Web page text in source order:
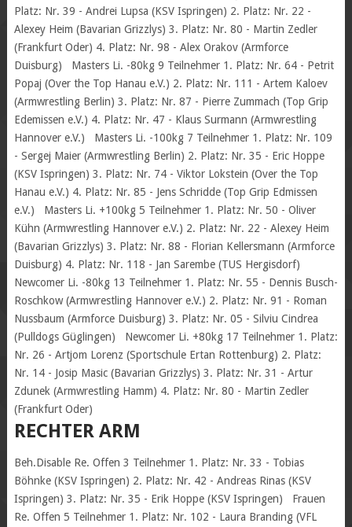
Platz: Nr. 39 - Andrei Lupsa (KSV Ispringen) 2. Platz: Nr. 22 -
Alexey Heim (Bavarian Grizzlys) 3. Platz: Nr. 80 - Martin Zedler
(Frankfurt Oder) 4. Platz: Nr. 98 - Alex Orakov (Armforce
Duisburg) Masters Li. -80kg 9 Teilnehmer 1. Platz: Nr. 64 - Petrit
Popaj (Over the Top Hanau e.V.) 2. Platz: Nr. 111 - Artem Kaloev
(Armwrestling Berlin) 3. Platz: Nr. 87 - Pierre Zummach (Top Grip
Edemissen e.V.) 4. Platz: Nr. 47 - Klaus Surmann (Armwrestling
Hannover e.V.) Masters Li. -100kg 7 Teilnehmer 1. Platz: Nr. 109
- Sergej Maier (Armwrestling Berlin) 2. Platz: Nr. 35 - Eric Hoppe
(KSV Ispringen) 3. Platz: Nr. 74 - Viktor Lokstein (Over the Top
Hanau e.V.) 4. Platz: Nr. 85 - Jens Schridde (Top Grip Edmissen
e.V.) Masters Li. +100kg 5 Teilnehmer 1. Platz: Nr. 50 - Oliver
Kühn (Armwrestling Hannover e.V.) 2. Platz: Nr. 22 - Alexey Heim
(Bavarian Grizzlys) 3. Platz: Nr. 88 - Florian Kellersmann (Armforce
Duisburg) 4. Platz: Nr. 118 - Jan Sarembe (TUS Hergisdorf)
Newcomer Li. -80kg 13 Teilnehmer 1. Platz: Nr. 55 - Dennis Busch-
Roschkow (Armwrestling Hannover e.V.) 2. Platz: Nr. 91 - Roman
Nussbaum (Armforce Duisburg) 3. Platz: Nr. 05 - Silviu Cindrea
(Pulldogs Güglingen) Newcomer Li. +80kg 17 Teilnehmer 1. Platz:
Nr. 26 - Artjom Lorenz (Sportschule Ertan Rottenburg) 2. Platz:
Nr. 14 - Josip Masic (Bavarian Grizzlys) 3. Platz: Nr. 31 - Artur
Zdunek (Armwrestling Hamm) 4. Platz: Nr. 80 - Martin Zedler
(Frankfurt Oder)
RECHTER ARM
Beh.Disable Re. Offen 3 Teilnehmer 1. Platz: Nr. 33 - Tobias
Böhnke (KSV Ispringen) 2. Platz: Nr. 42 - Andreas Rinas (KSV
Ispringen) 3. Platz: Nr. 35 - Erik Hoppe (KSV Ispringen) Frauen
Re. Offen 5 Teilnehmer 1. Platz: Nr. 102 - Laura Branding (VFL